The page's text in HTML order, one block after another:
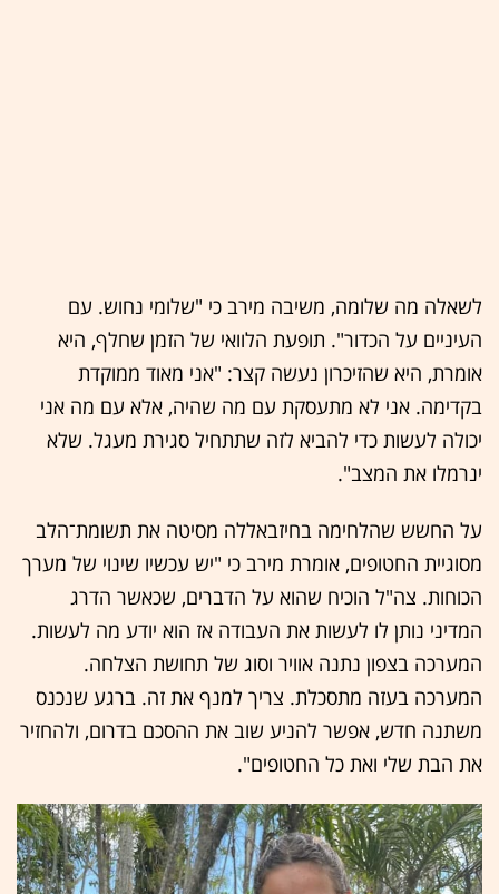
לשאלה מה שלומה, משיבה מירב כי "שלומי נחוש. עם
העיניים על הכדור". תופעת הלוואי של הזמן שחלף, היא
אומרת, היא שהזיכרון נעשה קצר: "אני מאוד ממוקדת
בקדימה. אני לא מתעסקת עם מה שהיה, אלא עם מה אני
יכולה לעשות כדי להביא לזה שתתחיל סגירת מעגל. שלא
ינרמלו את המצב".
על החשש שהלחימה בחיזבאללה מסיטה את תשומת־‏הלב
מסוגיית החטופים, אומרת מירב כי "יש עכשיו שינוי של מערך
הכוחות. צה"ל הוכיח שהוא על הדברים, שכאשר הדרג
המדיני נותן לו לעשות את העבודה אז הוא יודע מה לעשות.
המערכה בצפון נתנה אוויר וסוג של תחושת הצלחה.
המערכה בעזה מתסכלת. צריך למנף את זה. ברגע שנכנס
משתנה חדש, אפשר להניע שוב את ההסכם בדרום, ולהחזיר
את הבת שלי ואת כל החטופים".